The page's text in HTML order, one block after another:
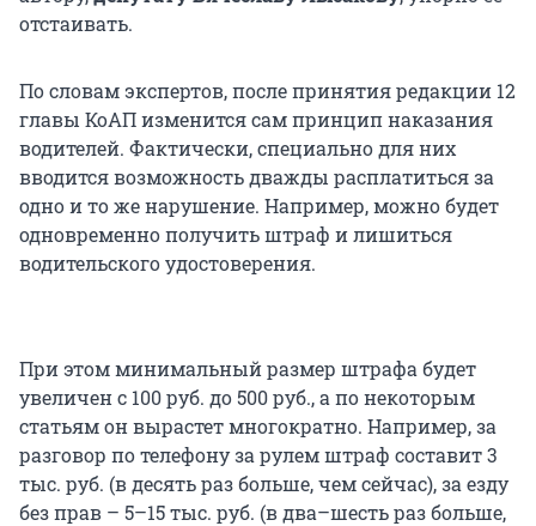
отстаивать.
По словам экспертов, после принятия редакции 12
главы КоАП изменится сам принцип наказания
водителей. Фактически, специально для них
вводится возможность дважды расплатиться за
одно и то же нарушение. Например, можно будет
одновременно получить штраф и лишиться
водительского удостоверения.
При этом минимальный размер штрафа будет
увеличен с 100 руб. до 500 руб., а по некоторым
статьям он вырастет многократно. Например, за
разговор по телефону за рулем штраф составит 3
тыс. руб. (в десять раз больше, чем сейчас), за езду
без прав – 5–15 тыс. руб. (в два–шесть раз больше,